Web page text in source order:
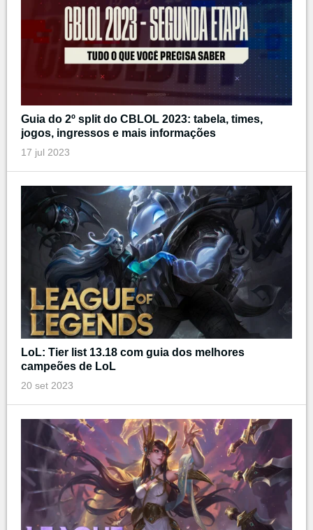
Guia do 2º split do CBLOL 2023: tabela, times,
jogos, ingressos e mais informações
17 jul 2023
LoL: Tier list 13.18 com guia dos melhores
campeões de LoL
20 set 2023